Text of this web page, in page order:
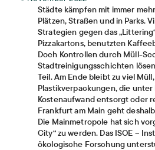
Städte kämpfen mit immer
Plätzen, Straßen und in Parks.
Strategien gegen das
Pizzakartons, benutzten
Doch Kontrollen durch Müll-
Stadtreinigungsschichten
Teil. Am Ende bleibt zu viel
Plastikverpackungen, die
Kostenaufwand entsorgt oder
Frankfurt am Main geht
Die Mainmetropole hat sich
City“ zu werden. Das ISOE –
ökologische Forschung